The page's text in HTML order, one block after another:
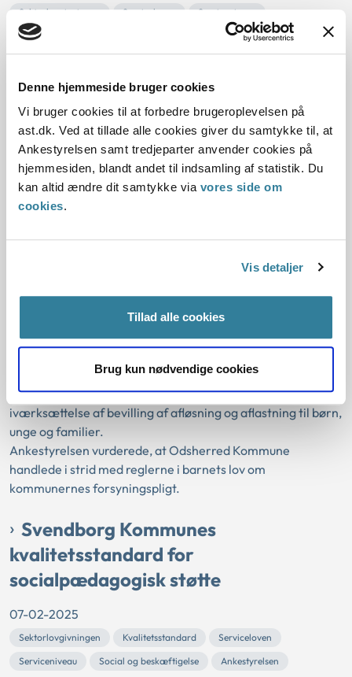
Denne hjemmeside bruger cookies
Vi bruger cookies til at forbedre brugeroplevelsen på
ast.dk. Ved at tillade alle cookies giver du samtykke til, at
Ankestyrelsen samt tredjeparter anvender cookies på
hjemmesiden, blandt andet til indsamling af statistik. Du
kan altid ændre dit samtykke via vores side om
cookies.
Vis detaljer
Tillad alle cookies
Brug kun nødvendige cookies
Sektorlovgivningen Serviceloven
Serviceniveau
Social og beskæftigelse
Kommunens praksis ved vurderingen af behovet for
praktisk hjælp til støvsugning efter servicelovens § 83, stk. 1,
nr. 2, muligvis ikke var i overensstemmelse med regler og
Kolding Kommune udtalte til Ankestyrelsen, at kommunen
foretog en konkret og individuel vurdering af, om borgeren
Odsherred Kommunes overholdelse
af forsyningspligten ved bevilling af
Sektorlovgivningen Barnets lov Serviceloven Ankestyrelsen
Ankestyrelsen var blevet opmærksom på, at Odsherred
Kommune i nogle tilfælde havde lang ventetid på
iværksættelse af bevilling af afløsning og aflastning til børn,
unge og familier.
Ankestyrelsen vurderede, at Odsherred Kommune
handlede i strid med reglerne i barnets lov om
kommunernes forsyningspligt.
Svendborg Kommunes
kvalitetsstandard for
socialpædagogisk støtte
07-02-2025
Sektorlovgivningen Kvalitetsstandard
Serviceloven
Serviceniveau
Social og beskæftigelse Ankestyrelsen